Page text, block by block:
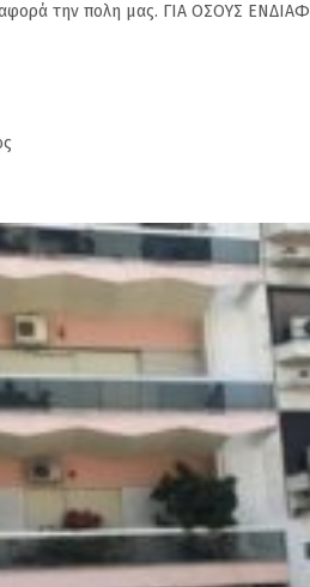
αφορά την πολη μας. ΓΙΑ ΟΣΟΥΣ